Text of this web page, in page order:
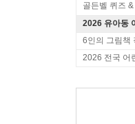
골든벨 퀴즈 &
2026 유아동
6인의 그림책
2026 전국 어